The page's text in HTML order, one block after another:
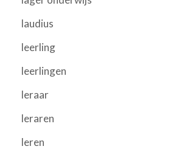
laudius
leerling
leerlingen
leraar
leraren
leren